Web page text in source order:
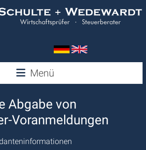
Wedewardt
Menü
Abgabe von
Voranmeldungen